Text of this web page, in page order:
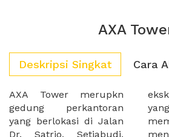
AXA
Deskripsi Singkat Cara
AXA Tower merupkn
gedung perkantoran
yang berlokasi di Jalan
Dr. Satrio, Setiabudi,
eksklusif dan lokasi
yang strategis. Hal ini
membuat AXA Tower
menjadi gedung